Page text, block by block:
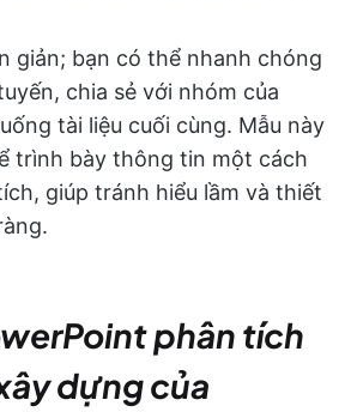
giản; bạn có thể nhanh chóng
chia sẻ với nhóm của
tài liệu cuối cùng. Mẫu này
trình bày thông tin một cách
giúp tránh hiểu lầm và thiết
phân tích
dựng của